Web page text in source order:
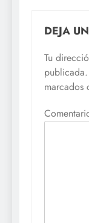
DEJA
Tu
publicada.
marcados